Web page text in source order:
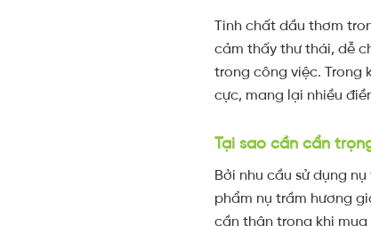
Tinh chất dầu thơm
cảm thấy thư thái, dễ
trong công việc. Trong
cực, mang lại nhiều
Tại sao cần cẩn
Bởi nhu cầu sử dụng
phẩm nụ trầm hương
cần thận trọng khi